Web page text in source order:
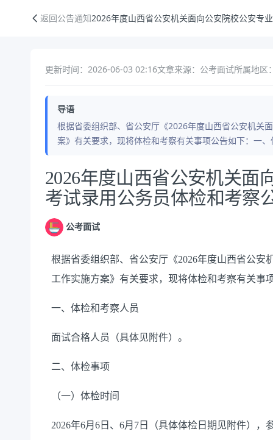
返回公告通知2026年度山西省公安机关面向公安院校公安专
更新时间：2026-06-03 02:16文章来源：公考面试所属地区
导语
根据省委组织部、省公安厅《2026年度山西省公安机关
案》有关要求，现将体检和考察有关事项公告如下：一
公告正文
2026年度山西省公安机关面
考试录用公务员体检和考察
公考面试
根据省委组织部、省公安厅《2026年度山西省公
工作实施方案》有关要求，现将体检和考察有关事
一、体检和考察人员
面试合格人员（具体见附件）。
二、体检事项
（一）体检时间
2026年6月6日、6月7日（具体体检日期见附件），